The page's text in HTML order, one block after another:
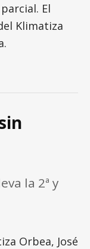
El
Klimatiza
la 2ª y
Orbea, José